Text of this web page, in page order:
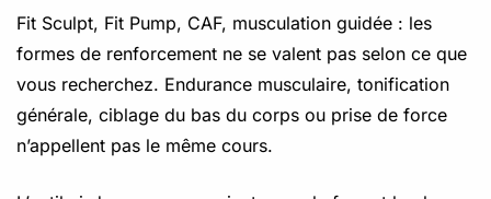
Fit Sculpt, Fit Pump, CAF, musculation guidée : les
formes de renforcement ne se valent pas selon ce que
vous recherchez. Endurance musculaire, tonification
générale, ciblage du bas du corps ou prise de force
n’appellent pas le même cours.